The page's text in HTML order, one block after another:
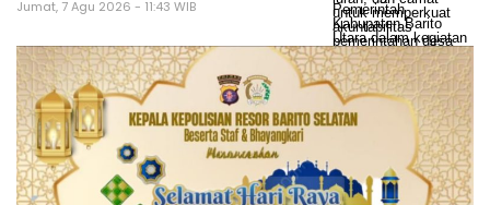
Jumat, 7 Agu 2026 - 11:43 WIB